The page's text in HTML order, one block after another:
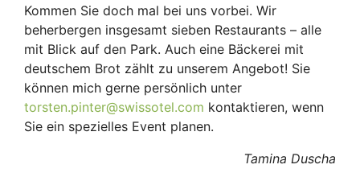
Kommen Sie doch mal bei uns vorbei. Wir
beherbergen insgesamt sieben Restaurants – alle
mit Blick auf den Park. Auch eine Bäckerei mit
deutschem Brot zählt zu unserem Angebot! Sie
können mich gerne persönlich unter
torsten.pinter@swissotel.com kontaktieren, wenn
Sie ein spezielles Event planen.
Tamina Duscha